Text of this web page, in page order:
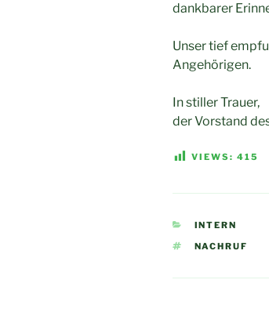
dankbarer
Unser tief
Angehörigen.
In stiller Trauer,
der Vorstand
VIEWS: 415
KATEGORIEN
INTERN
NACHRUF